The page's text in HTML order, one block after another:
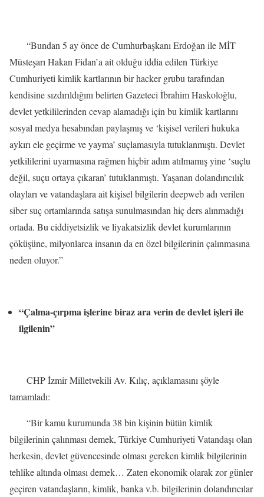
“Bundan 5 ay önce de Cumhurbaşkanı Erdoğan ile MİT
Müsteşarı Hakan Fidan’a ait olduğu iddia edilen Türkiye
Cumhuriyeti kimlik kartlarının bir hacker grubu tarafından
kendisine sızdırıldığını belirten Gazeteci İbrahim Haskoloğlu,
devlet yetkililerinden cevap alamadığı için bu kimlik kartlarını
sosyal medya hesabından paylaşmış ve ‘kişisel verileri hukuka
aykırı ele geçirme ve yayma’ suçlamasıyla tutuklanmıştı. Devlet
yetkililerini uyarmasına rağmen hiçbir adım atılmamış yine ‘suçlu
değil, suçu ortaya çıkaran’ tutuklanmıştı. Yaşanan dolandırıcılık
olayları ve vatandaşlara ait kişisel bilgilerin deepweb adı verilen
siber suç ortamlarında satışa sunulmasından hiç ders alınmadığı
ortada. Bu ciddiyetsizlik ve liyakatsizlik devlet kurumlarının
çöküşüne, milyonlarca insanın da en özel bilgilerinin çalınmasına
neden oluyor.”
“Çalma-çırpma işlerine biraz ara verin de devlet işleri ile
ilgilenin”
CHP İzmir Milletvekili Av. Kılıç, açıklamasını şöyle
tamamladı:
“Bir kamu kurumunda 38 bin kişinin bütün kimlik
bilgilerinin çalınması demek, Türkiye Cumhuriyeti Vatandaşı olan
herkesin, devlet güvencesinde olması gereken kimlik bilgilerinin
tehlike altında olması demek… Zaten ekonomik olarak zor günler
geçiren vatandaşların, kimlik, banka v.b. bilgilerinin dolandırıcılar